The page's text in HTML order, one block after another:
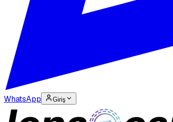
WhatsApp Giriş